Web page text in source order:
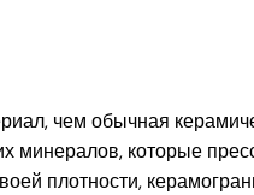
чем обычная
минералов, которые
плотности,